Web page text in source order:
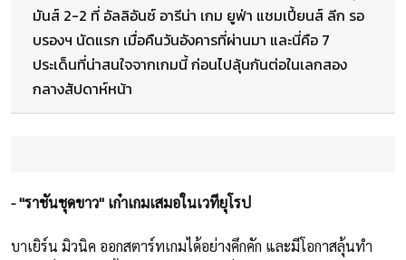
มันส์ 2-2 ที่ อัลลิอันซ์ อารีน่า เกม ยูฟ่า แชมเปี้ยนส์ ลีก รอ
บรองฯ นัดแรก เมื่อคืนวันอังคารที่ผ่านมา และนี่คือ 7
ประเด็นที่น่าสนใจจากเกมนี้ ก่อนไปลุ้นกันต่อในเลกสอง
กลางสัปดาห์หน้า
- "ราชันชุดขาว" เก๋าเกมเสมอในเวทียุโรป
บาเยิร์น มิวนิค ออกสตาร์ทเกมได้อย่างคึกคัก และมีโอกาสลุ้นทำ